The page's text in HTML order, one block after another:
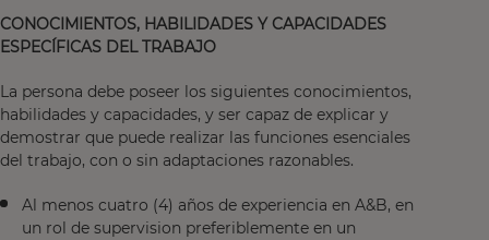
CONOCIMIENTOS, HABILIDADES Y CAPACIDADES
ESPECÍFICAS DEL TRABAJO
La persona debe poseer los siguientes conocimientos,
habilidades y capacidades, y ser capaz de explicar y
demostrar que puede realizar las funciones esenciales
del trabajo, con o sin adaptaciones razonables.
Al menos cuatro (4) años de experiencia en A&B, en
un rol de supervision preferiblemente en un